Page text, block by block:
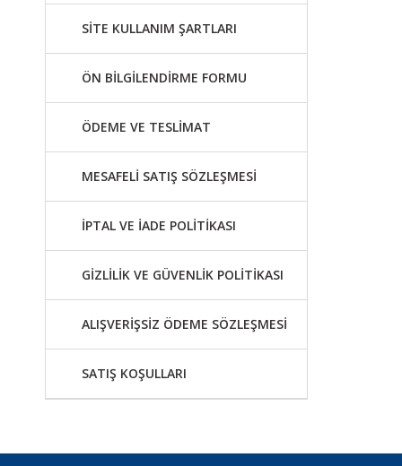
SİTE KULLANIM ŞARTLARI
ÖN BİLGİLENDİRME FORMU
ÖDEME VE TESLİMAT
MESAFELİ SATIŞ SÖZLEŞMESİ
İPTAL VE İADE POLİTİKASI
GİZLİLİK VE GÜVENLİK POLİTİKASI
ALIŞVERİŞSİZ ÖDEME SÖZLEŞMESİ
SATIŞ KOŞULLARI